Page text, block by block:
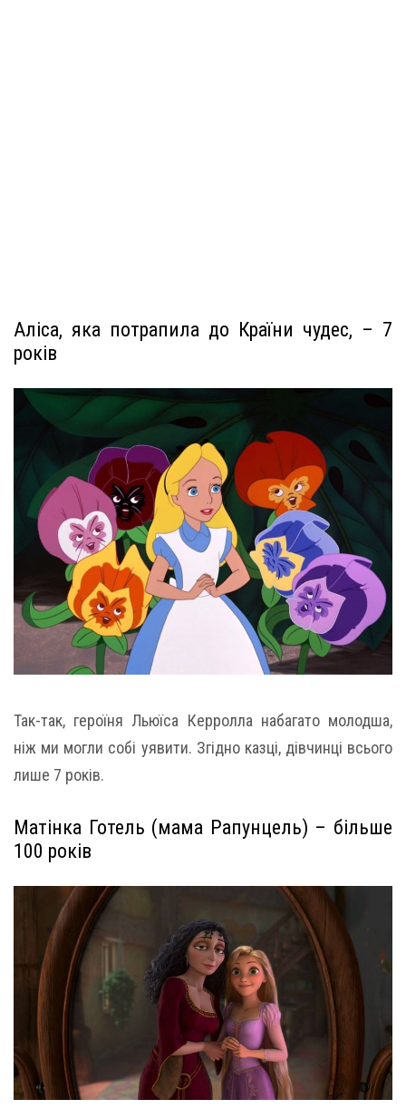
Аліса, яка потрапила до Країни чудес, – 7
років
Так-так, героїня Льюїса Керролла набагато молодша,
ніж ми могли собі уявити. Згідно казці, дівчинці всього
лише 7 років.
Матінка Готель (мама Рапунцель) – більше
100 років